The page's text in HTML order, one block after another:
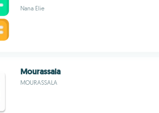
Nana Elie
Mourassala
MOURASSALA